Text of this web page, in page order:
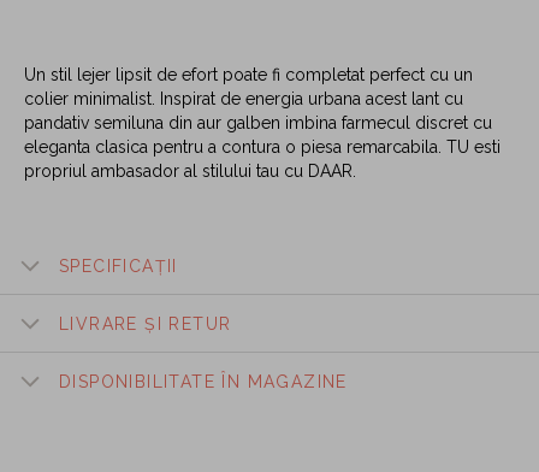
Un stil lejer lipsit de efort poate fi completat perfect cu un
colier minimalist. Inspirat de energia urbana acest lant cu
pandativ semiluna din aur galben imbina farmecul discret cu
eleganta clasica pentru a contura o piesa remarcabila. TU esti
propriul ambasador al stilului tau cu DAAR.
SPECIFICAȚII
LIVRARE ȘI RETUR
DISPONIBILITATE ÎN MAGAZINE